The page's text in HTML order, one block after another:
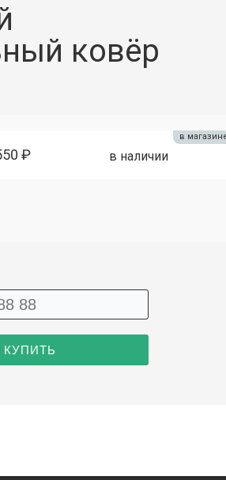
ковёр
₽ в наличии
в